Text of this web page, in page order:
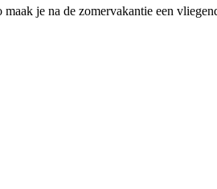
je na de zomervakantie een